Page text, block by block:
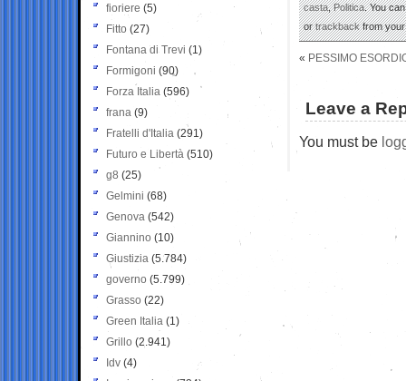
casta,Politica. You
ortrackbackfrom your
« PESSIMO
Leave a
You must be
fioriere (5)
Fitto (27)
Fontana di Trevi (1)
Formigoni (90)
Forza Italia (596)
frana (9)
Fratelli d'Italia (291)
Futuro e Libertà (510)
g8 (25)
Gelmini (68)
Genova (542)
Giannino (10)
Giustizia (5.784)
governo (5.799)
Grasso (22)
Green Italia (1)
Grillo (2.941)
Idv (4)